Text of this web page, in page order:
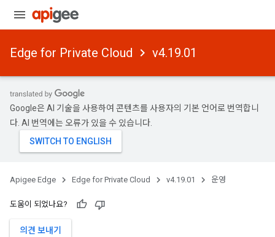
Edge for Private Cloud v4.19.01
Google은 AI 기술을 사용하여 콘텐츠를 사용자의 기본 언어로 번역합니
다. AI 번역에는 오류가 있을 수 있습니다.
Apigee Edge Edge for Private Cloud v4.19.01 운영
도움이 되었나요?
의견 보내기